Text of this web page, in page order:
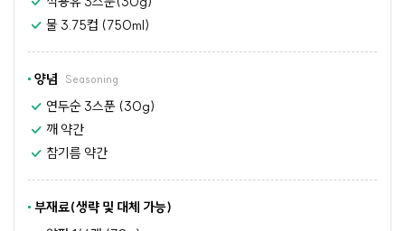
물 3.75컵 (750ml)
양념 Seasoning
연두순 3스푼 (30g)
깨 약간
참기름 약간
부재료(생략 및 대체 가능)